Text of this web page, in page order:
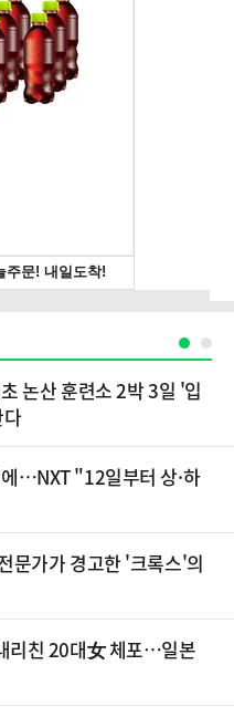
논산 훈련소 2박 3일 '입
…NXT "12일부터 상·하
문가가 경고한 '크록스'의
리친 20대女 체포…일본